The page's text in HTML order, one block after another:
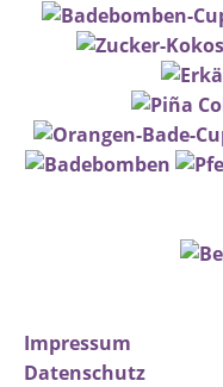
Impressum
Datenschutz